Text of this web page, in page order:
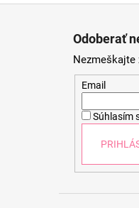
Odoberať
Nezmeškajte
Email
Súhlasím